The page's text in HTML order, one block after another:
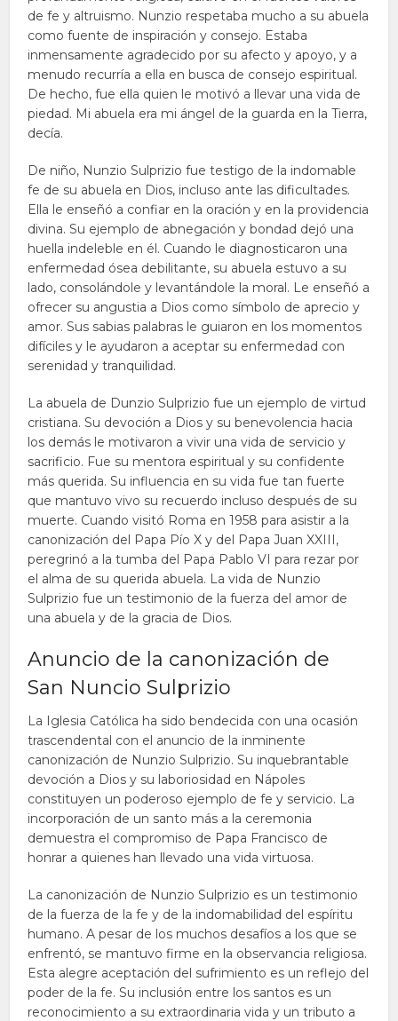
de fe y altruismo. Nunzio respetaba mucho a su abuela
como fuente de inspiración y consejo. Estaba
inmensamente agradecido por su afecto y apoyo, y a
menudo recurría a ella en busca de consejo espiritual.
De hecho, fue ella quien le motivó a llevar una vida de
piedad. Mi abuela era mi ángel de la guarda en la Tierra,
decía.
De niño, Nunzio Sulprizio fue testigo de la indomable
fe de su abuela en Dios, incluso ante las dificultades.
Ella le enseñó a confiar en la oración y en la providencia
divina. Su ejemplo de abnegación y bondad dejó una
huella indeleble en él. Cuando le diagnosticaron una
enfermedad ósea debilitante, su abuela estuvo a su
lado, consolándole y levantándole la moral. Le enseñó a
ofrecer su angustia a Dios como símbolo de aprecio y
amor. Sus sabias palabras le guiaron en los momentos
difíciles y le ayudaron a aceptar su enfermedad con
serenidad y tranquilidad.
La abuela de Dunzio Sulprizio fue un ejemplo de virtud
cristiana. Su devoción a Dios y su benevolencia hacia
los demás le motivaron a vivir una vida de servicio y
sacrificio. Fue su mentora espiritual y su confidente
más querida. Su influencia en su vida fue tan fuerte
que mantuvo vivo su recuerdo incluso después de su
muerte. Cuando visitó Roma en 1958 para asistir a la
canonización del Papa Pío X y del Papa Juan XXIII,
peregrinó a la tumba del Papa Pablo VI para rezar por
el alma de su querida abuela. La vida de Nunzio
Sulprizio fue un testimonio de la fuerza del amor de
una abuela y de la gracia de Dios.
Anuncio de la canonización de
San Nuncio Sulprizio
La Iglesia Católica ha sido bendecida con una ocasión
trascendental con el anuncio de la inminente
canonización de Nunzio Sulprizio. Su inquebrantable
devoción a Dios y su laboriosidad en Nápoles
constituyen un poderoso ejemplo de fe y servicio. La
incorporación de un santo más a la ceremonia
demuestra el compromiso de Papa Francisco de
honrar a quienes han llevado una vida virtuosa.
La canonización de Nunzio Sulprizio es un testimonio
de la fuerza de la fe y de la indomabilidad del espíritu
humano. A pesar de los muchos desafíos a los que se
enfrentó, se mantuvo firme en la observancia religiosa.
Esta alegre aceptación del sufrimiento es un reflejo del
poder de la fe. Su inclusión entre los santos es un
reconocimiento a su extraordinaria vida y un tributo a